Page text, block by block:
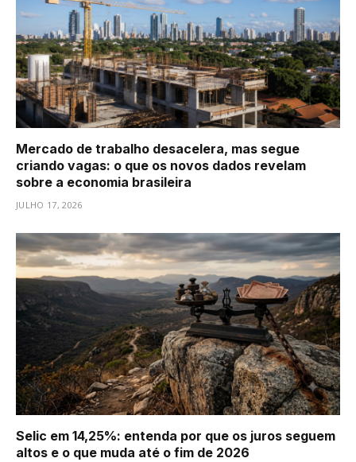
Mercado de trabalho desacelera, mas segue
criando vagas: o que os novos dados revelam
sobre a economia brasileira
JULHO 17, 2026
Selic em 14,25%: entenda por que os juros seguem
altos e o que muda até o fim de 2026